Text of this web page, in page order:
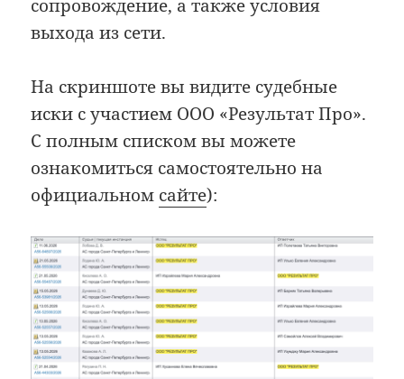
сопровождение, а также условия
выхода из сети.
На скриншоте вы видите судебные
иски с участием ООО «Результат Про».
С полным списком вы можете
ознакомиться самостоятельно на
официальном сайте):